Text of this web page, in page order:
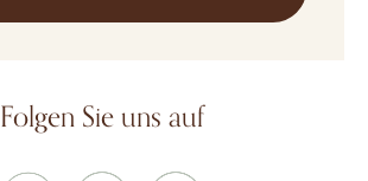
Folgen Sie uns auf